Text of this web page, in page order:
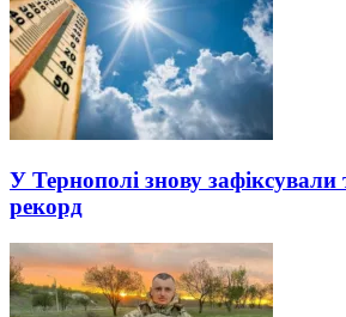
У Тернополі знову
рекорд